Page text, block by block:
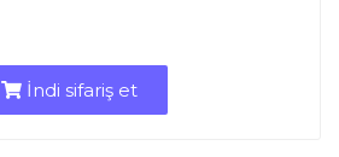
İndi sifariş et